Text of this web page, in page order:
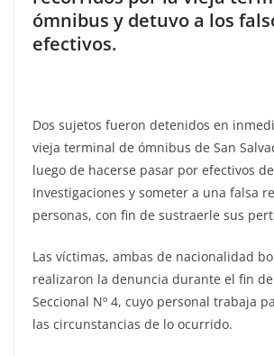
ómnibus y detuvo a los
efectivos.
Dos sujetos fueron detenidos en
vieja terminal de ómnibus de San
luego de hacerse pasar por efectivos
Investigaciones y someter a una falsa
personas, con fin de sustraerle sus
Las víctimas, ambas de nacionalidad
realizaron la denuncia durante el fin
Seccional Nº 4, cuyo personal trabaja
las circunstancias de lo ocurrido.